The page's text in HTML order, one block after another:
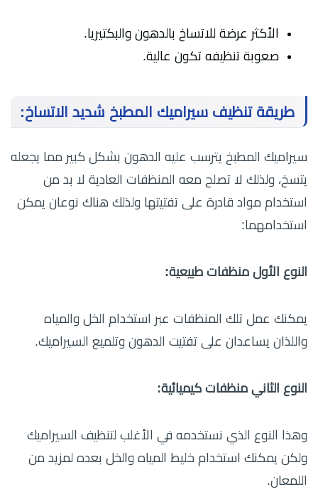
الأكثر عرضة للاتساخ بالدهون والبكتيريا.
صعوبة تنظيفه تكون عالية.
طريقة تنظيف سيراميك المطبخ شديد الاتساخ:
سيراميك المطبخ يترسب عليه الدهون بشكل كبير مما يجعله
يتسخ، ولذلك لا تصلح معه المنظفات العادية لا بد من
استخدام مواد قادرة على تفتيتها ولذلك هناك نوعان يمكن
استخدامهما:
النوع الأول منظفات طبيعية:
يمكنك عمل تلك المنظفات عبر استخدام الخل والمياه
واللذان يساعدان على تفتيت الدهون وتلميع السيراميك.
النوع الثاني منظفات كيميائية:
وهذا النوع الذي نستخدمه في الأغلب لتنظيف السيراميك
ولكن يمكنك استخدام خليط المياه والخل بعده لمزيد من
اللمعان.